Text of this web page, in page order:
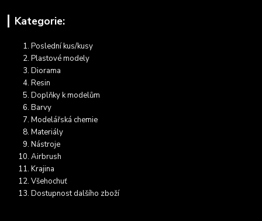
Kategorie:
Poslední kus/kusy
Plastové modely
Diorama
Resin
Doplňky k modelům
Barvy
Modelářská chemie
Materiály
Nástroje
Airbrush
Krajina
Všehochuť
Dostupnost dalšího zboží